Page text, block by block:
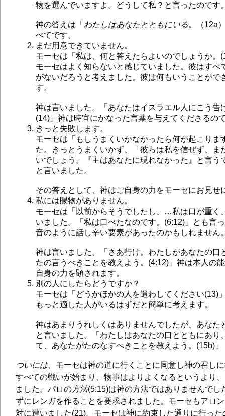
物を選んでいますよ。どうして私？と言ったのです
神の答えは「 わたしはあなたとともにいる。（12a
べてです。
まだ用意できていません。
モーセは「私は、何と答えたらよいのでしょうか。
モーセはよく知らないと感じていました。彼はすべ
がないだろうと考えました。彼は何もいうことがで
す。
神は言いました。「あなたはイスラエル人にこう告
(14)」神は時宜にかなった言葉を与えてくださるの
きっと失敗します。
モーセは「もしうまくいかなかったら何が起こりま
た。きっとうまくいかず、「彼らは私を信ぜず、ま
いでしょう。『主はあなたに現れなかった』と言う
と言いました。
その答えとして、神はご自身の力をモーセにお見せ
私には賜物がありません。
モーセは「以前からそうでしたし、…私は口が重く
いました。「私は口べたなのです。(6:12)」とも言
音のように話し辛い要素があったのかもしれません
神は言いました。「さあ行け。わたしがあなたの口
たの言うべきことを教えよう。(4:12)」神は本人の
自身の力を顕されます。
別の人にしたらどうですか？
モーセは「どうかほかの人を遣わしてください(13)
もっと適した人がいるはずだと簡単に考えます。
神はあまりうれしくはありませんでしたが、あなた
と言いました。「わたしはあなたの口とともにあり
て、あなたがたのなすべきことを教えよう。(15b)」
ついには、モーセは神の道に行くことに同意し神の召し
すべての戦いが始まり、物事はよりよくなるというより
ました。パロの方法(5:15)は神の方法ではありませんでし
ずにレンガを作ることを要求されました。モーセもアロ
対に遭いました(21)。モーセは神に約束した通りに行っ